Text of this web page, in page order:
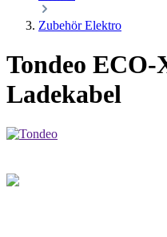
Zubehör Elektro
Tondeo
Ladekabel